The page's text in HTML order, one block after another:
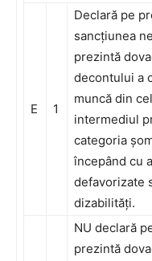
E 1
Declară pe
sancțiunea
prezintă
decontului a
muncă din
intermediul
categoria
începând cu
defavorizate
dizabilități.
NU declară
prezintă